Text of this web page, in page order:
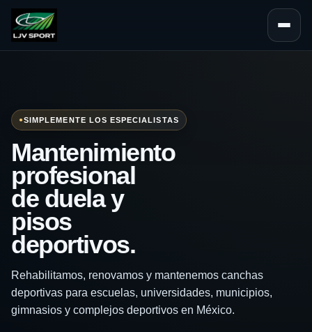
Abrir
SIMPLEMENTE LOS ESPECIALISTAS
Mantenimiento
profesional
de duela y
pisos
deportivos.
Rehabilitamos, renovamos y mantenemos canchas
deportivas para escuelas, universidades, municipios,
gimnasios y complejos deportivos en México.